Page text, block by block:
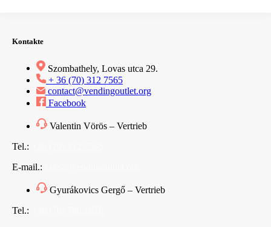
Kontakte
Szombathely, Lovas utca 29.
+ 36 (70) 312 7565
contact@vendingoutlet.org
Facebook
Valentin Vörös – Vertrieb
Tel.:
E-mail.:
Gyurákovics Gergő – Vertrieb
Tel.: